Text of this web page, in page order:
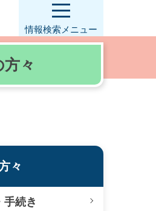
情報検索 メニュー
方々
々
手続き